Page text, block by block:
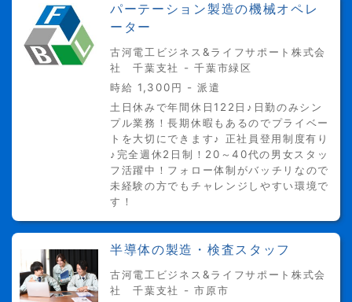
パーテーション製造の機械オペレ
ーター
古河電工ビジネス&ライフサポート株式会
社 千葉支社 - 千葉市緑区
時給 1,300円 - 派遣
⼟⽇休みで年間休⽇122⽇♪日勤のみシン
プル業務！長期休暇もあるのでプライベー
トを⼤切にできます♪ 正社員登用制度有り
♪完全週休2日制！20～40代の男女スタッ
フ活躍中！フォロー体制がバッチリなので
未経験の方でもチャレンジしやすい環境で
す！
半導体の製造・検査スタッフ
古河電工ビジネス&ライフサポート株式会
社 千葉支社 - 市原市